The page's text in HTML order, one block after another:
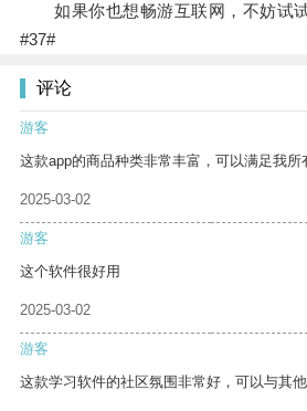
如果你也想畅游互联网，不妨试试
#37#
评论
游客
这款app的商品种类非常丰富，可以满足我所
2025-03-02
游客
这个软件很好用
2025-03-02
游客
这款学习软件的社区氛围非常好，可以与其